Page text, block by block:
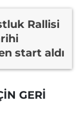
Rallisi
start aldı
GERİ